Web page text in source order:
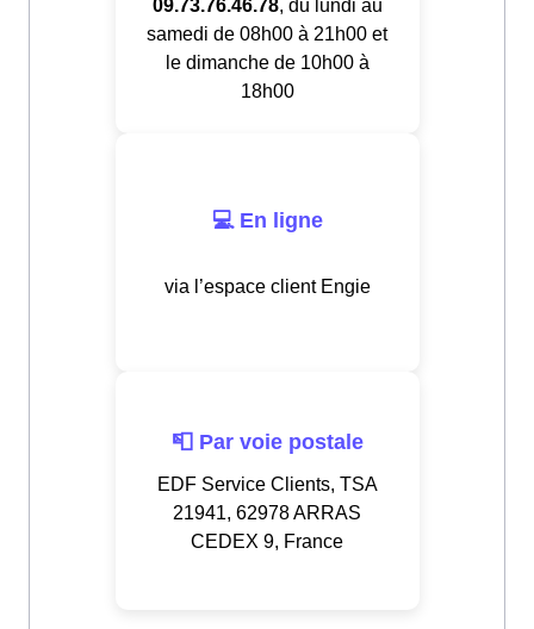
09.73.76.46.78, du lundi au
samedi de 08h00 à 21h00 et
le dimanche de 10h00 à
18h00
💻 En ligne
via l’espace client Engie
📮 Par voie postale
EDF Service Clients, TSA
21941, 62978 ARRAS
CEDEX 9, France